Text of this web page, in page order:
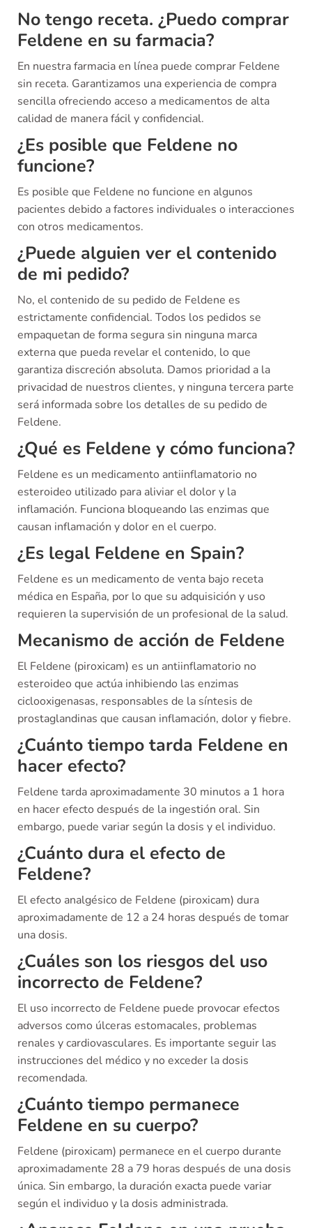
No tengo receta. ¿Puedo comprar
Feldene en su farmacia?
En nuestra farmacia en línea puede comprar Feldene
sin receta. Garantizamos una experiencia de compra
sencilla ofreciendo acceso a medicamentos de alta
calidad de manera fácil y confidencial.
¿Es posible que Feldene no
funcione?
Es posible que Feldene no funcione en algunos
pacientes debido a factores individuales o interacciones
con otros medicamentos.
¿Puede alguien ver el contenido
de mi pedido?
No, el contenido de su pedido de Feldene es
estrictamente confidencial. Todos los pedidos se
empaquetan de forma segura sin ninguna marca
externa que pueda revelar el contenido, lo que
garantiza discreción absoluta. Damos prioridad a la
privacidad de nuestros clientes, y ninguna tercera parte
será informada sobre los detalles de su pedido de
Feldene.
¿Qué es Feldene y cómo funciona?
Feldene es un medicamento antiinflamatorio no
esteroideo utilizado para aliviar el dolor y la
inflamación. Funciona bloqueando las enzimas que
causan inflamación y dolor en el cuerpo.
¿Es legal Feldene en Spain?
Feldene es un medicamento de venta bajo receta
médica en España, por lo que su adquisición y uso
requieren la supervisión de un profesional de la salud.
Mecanismo de acción de Feldene
El Feldene (piroxicam) es un antiinflamatorio no
esteroideo que actúa inhibiendo las enzimas
ciclooxigenasas, responsables de la síntesis de
prostaglandinas que causan inflamación, dolor y fiebre.
¿Cuánto tiempo tarda Feldene en
hacer efecto?
Feldene tarda aproximadamente 30 minutos a 1 hora
en hacer efecto después de la ingestión oral. Sin
embargo, puede variar según la dosis y el individuo.
¿Cuánto dura el efecto de
Feldene?
El efecto analgésico de Feldene (piroxicam) dura
aproximadamente de 12 a 24 horas después de tomar
una dosis.
¿Cuáles son los riesgos del uso
incorrecto de Feldene?
El uso incorrecto de Feldene puede provocar efectos
adversos como úlceras estomacales, problemas
renales y cardiovasculares. Es importante seguir las
instrucciones del médico y no exceder la dosis
recomendada.
¿Cuánto tiempo permanece
Feldene en su cuerpo?
Feldene (piroxicam) permanece en el cuerpo durante
aproximadamente 28 a 79 horas después de una dosis
única. Sin embargo, la duración exacta puede variar
según el individuo y la dosis administrada.